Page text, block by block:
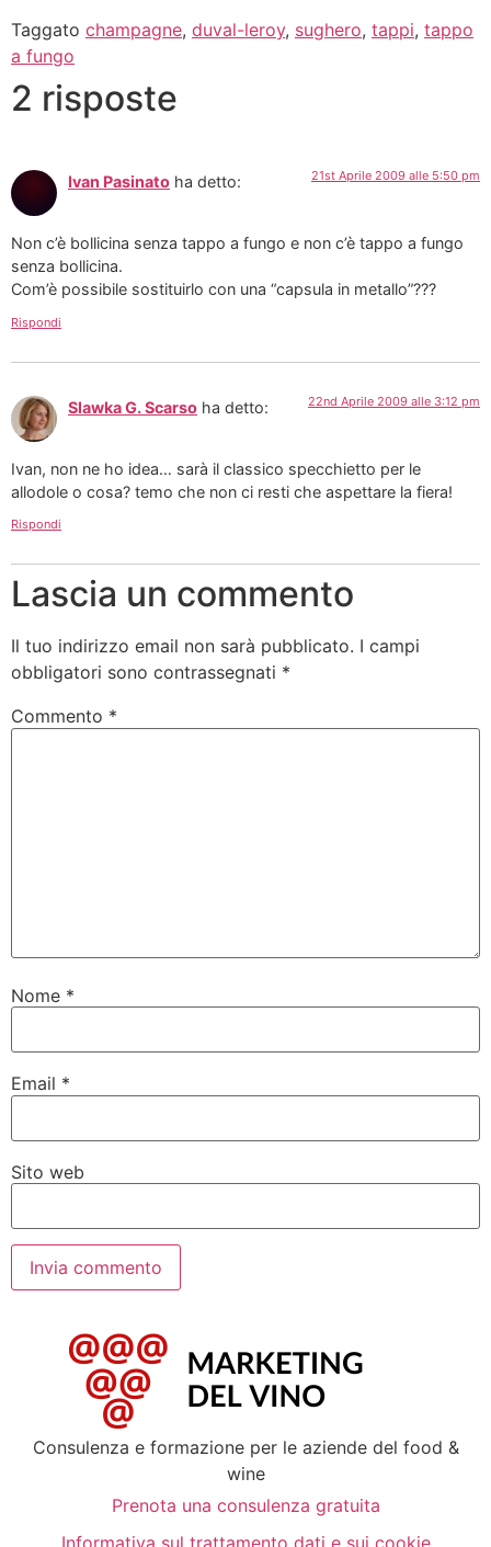
Taggato champagne, duval-leroy, sughero, tappi, tappo
a fungo
2 risposte
Ivan Pasinato ha detto: 21st Aprile 2009 alle 5:50 pm
Non c’è bollicina senza tappo a fungo e non c’è tappo a fungo
senza bollicina.
Com’è possibile sostituirlo con una “capsula in metallo”???
Rispondi
Slawka G. Scarso ha detto: 22nd Aprile 2009 alle 3:12 pm
Ivan, non ne ho idea… sarà il classico specchietto per le
allodole o cosa? temo che non ci resti che aspettare la fiera!
Rispondi
Lascia un commento
Il tuo indirizzo email non sarà pubblicato. I campi
obbligatori sono contrassegnati *
Commento *
Nome *
Email *
Sito web
Consulenza e formazione per le aziende del food &
wine
Prenota una consulenza gratuita
Informativa sul trattamento dati e sui cookie